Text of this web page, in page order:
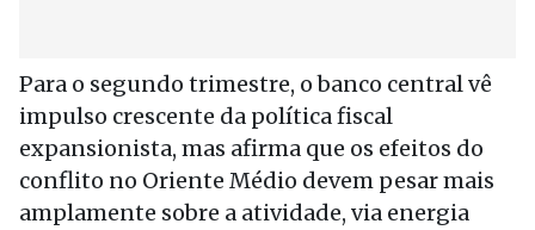
Para o segundo trimestre, o banco central vê
impulso crescente da política fiscal
expansionista, mas afirma que os efeitos do
conflito no Oriente Médio devem pesar mais
amplamente sobre a atividade, via energia